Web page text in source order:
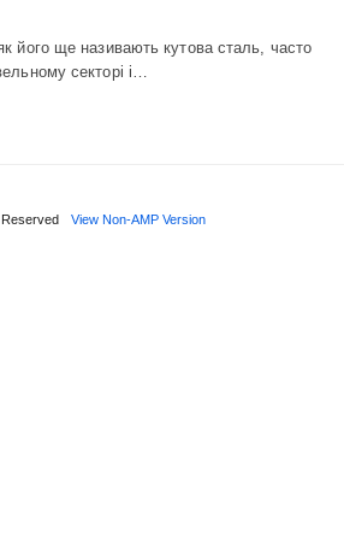
його ще називають кутова сталь, часто
секторі і…
View Non-AMP Version